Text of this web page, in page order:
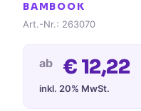
BAMBOOK
Art.-Nr.: 263070
ab € 12,22
inkl. 20% MwSt.